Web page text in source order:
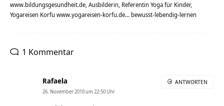
www.bildungsgesundheit.de, Ausbilderin, Referentin Yoga für Kinder,
Yogareisen Korfu www.yogareisen-korfu.de... bewusst-lebendig-lernen
1 Kommentar
Rafaela
26. November 2010 um 22:50 Uhr
ANTWORTEN